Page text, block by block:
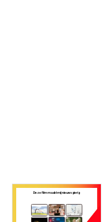
Deze film maakt mij nieuwsgierig